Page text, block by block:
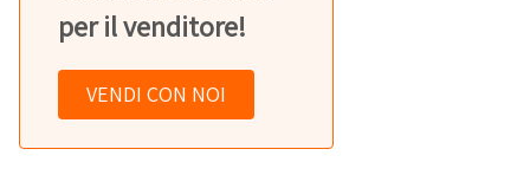
per il venditore!
VENDI CON NOI